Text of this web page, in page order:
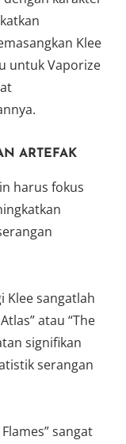
Klee
untuk Vaporize
ARTEFAK
harus fokus
Klee sangatlah
atau “The
signifikan
serangan
sangat